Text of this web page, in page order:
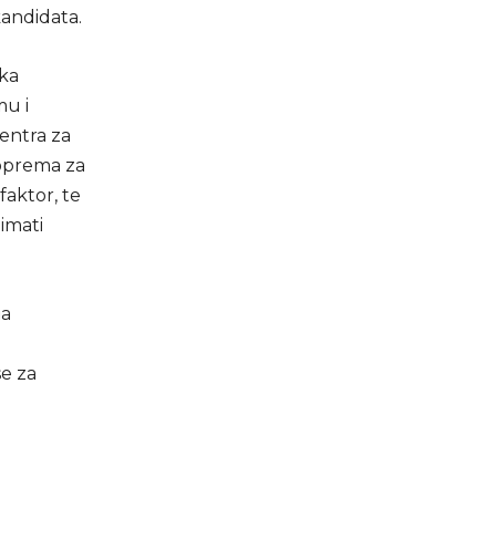
i
za
za
te
za